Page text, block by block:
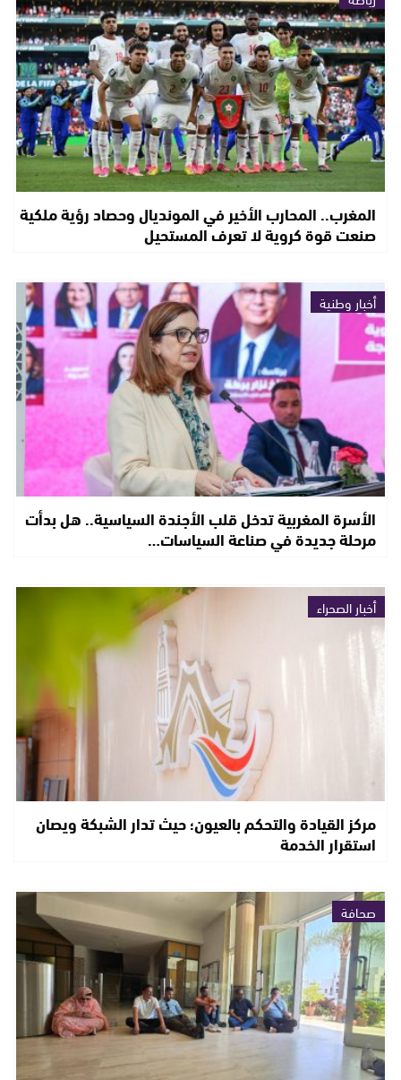
المغرب.. المحارب الأخير في المونديال وحصاد رؤية ملكية
صنعت قوة كروية لا تعرف المستحيل
أخبار وطنية
الأسرة المغربية تدخل قلب الأجندة السياسية.. هل بدأت
مرحلة جديدة في صناعة السياسات…
أخبار الصحراء
مركز القيادة والتحكم بالعيون؛ حيث تدار الشبكة ويصان
استقرار الخدمة
صحافة